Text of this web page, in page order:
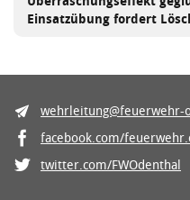
Einsatzübung fordert
wehrleitung@feuerwehr-
facebook.com/
twitter.com/FWOdenthal